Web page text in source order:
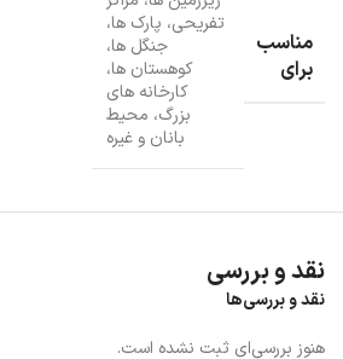
شما می توانید بیسیم واکی تاکی را به دو روش
یک شارژر مخصوص (شامل نمی شود، بعدا
مناسب
برای
تفریحی، پارک ها،
جنگل ها،
کوهستان ها،
کارخانه های
بزرگ، محیط
بانان و غیره
نقد و بررسی
نقد و بررسی‌ها
هنوز بررسی‌ای ثبت نشده است.